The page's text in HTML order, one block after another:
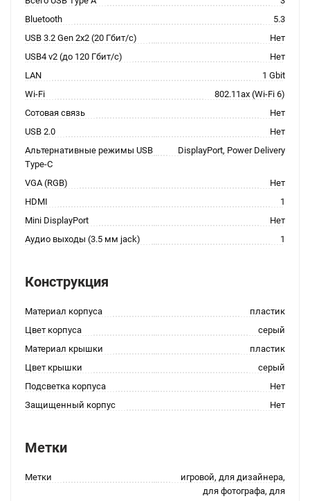
Bluetooth
5.3
USB 3.2 Gen 2x2 (20 Гбит/с)
Нет
USB4 v2 (до 120 Гбит/с)
Нет
LAN
1 Gbit
Wi-Fi
802.11ax (Wi-Fi 6)
Сотовая связь
Нет
USB 2.0
Нет
Альтернативные режимы USB
Type-C
DisplayPort, Power Delivery
VGA (RGB)
Нет
HDMI
1
Mini DisplayPort
Нет
Аудио выходы (3.5 мм jack)
1
Конструкция
Материал корпуса
пластик
Цвет корпуса
серый
Материал крышки
пластик
Цвет крышки
серый
Подсветка корпуса
Нет
Защищенный корпус
Нет
Метки
Метки
игровой, для дизайнера,
для фотографа, для